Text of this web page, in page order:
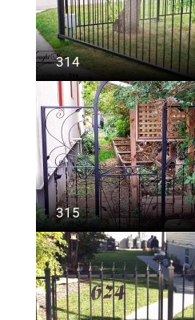
314
315